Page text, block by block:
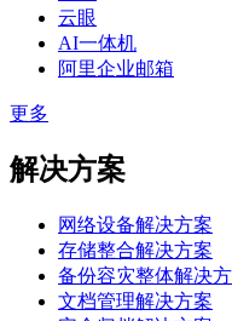
云眼
AI一体机
阿里企业邮箱
更多
解决方案
网络设备解决方案
存储整合解决方案
备份容灾整体解决
文档管理解决方案